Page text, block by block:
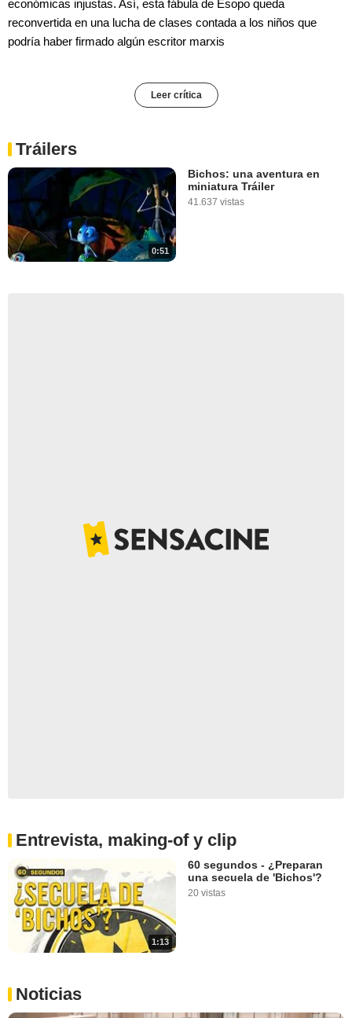
económicas injustas. Así, esta fábula de Esopo queda
reconvertida en una lucha de clases contada a los niños que
podría haber firmado algún escritor marxis
Leer crítica
Tráilers
0:51
Bichos: una aventura en
miniatura Tráiler
41.637 vistas
Entrevista, making-of y clip
1:13
60 segundos - ¿Preparan
una secuela de 'Bichos'?
20 vistas
Noticias